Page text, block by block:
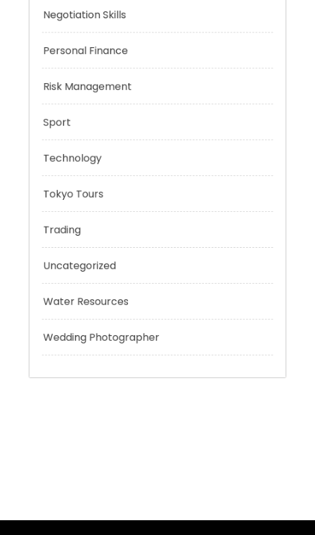
Music
Negotiation Skills
Risk Management
Sport
Tokyo Tours
Trading
Uncategorized
Water Resources